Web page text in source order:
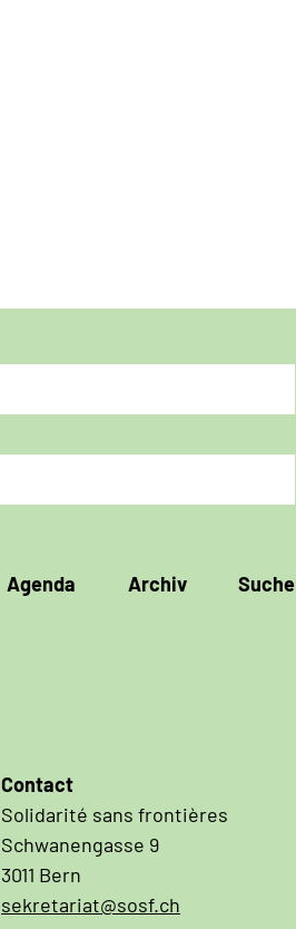
Agenda Archiv Suche
Contact
Solidarité sans frontières
Schwanengasse 9
3011 Bern
sekretariat@sosf.ch